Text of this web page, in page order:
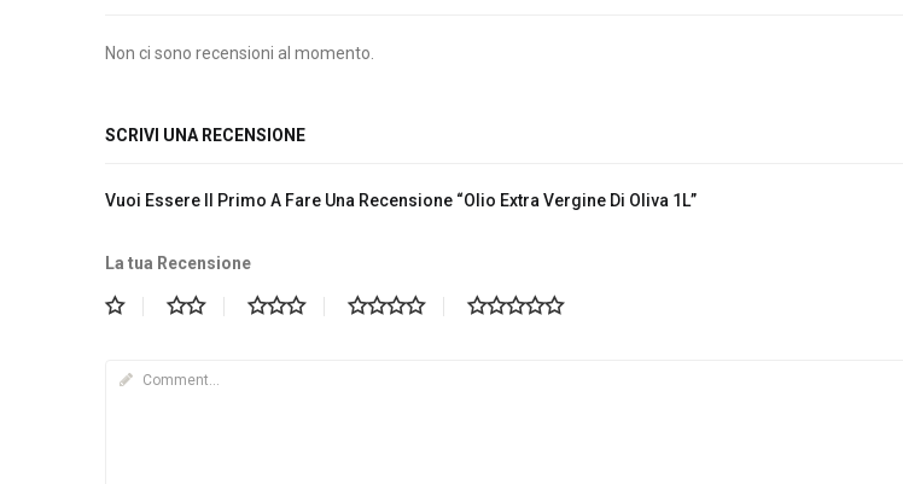
Non ci sono recensioni al momento.
SCRIVI UNA RECENSIONE
Vuoi Essere Il Primo A Fare Una Recensione “Olio Extra Vergine Di Oliva 1L”
La tua Recensione